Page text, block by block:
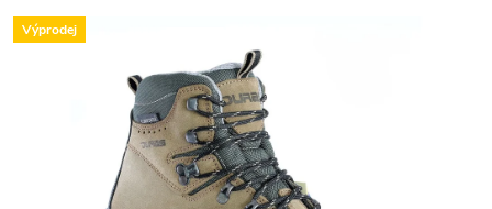
Výprodej